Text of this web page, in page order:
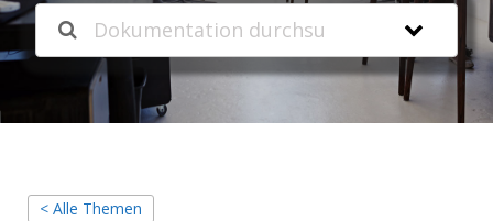
< Alle Themen